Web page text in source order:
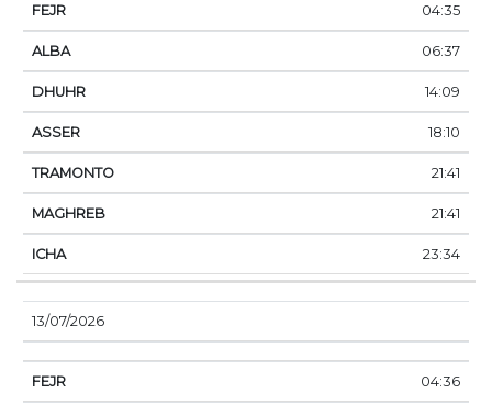
04:35
06:37
14:09
18:10
21:41
21:41
23:34
13/07/2026
04:36